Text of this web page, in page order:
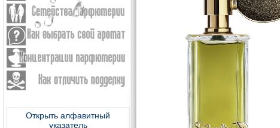
Открыть алфавитный
указатель